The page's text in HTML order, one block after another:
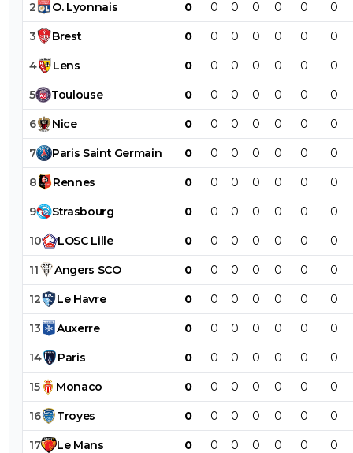
2 O. Lyonnais 0 0 0 0 0 0 0
3 Brest 0 0 0 0 0 0 0
4 Lens 0 0 0 0 0 0 0
5 Toulouse 0 0 0 0 0 0 0
6 Nice 0 0 0 0 0 0 0
7 Paris Saint Germain 0 0 0 0 0 0 0
8 Rennes 0 0 0 0 0 0 0
9 Strasbourg 0 0 0 0 0 0 0
10 LOSC Lille 0 0 0 0 0 0 0
11 Angers SCO 0 0 0 0 0 0 0
12 Le Havre 0 0 0 0 0 0 0
13 Auxerre 0 0 0 0 0 0 0
14 Paris 0 0 0 0 0 0 0
15 Monaco 0 0 0 0 0 0 0
16 Troyes 0 0 0 0 0 0 0
17 Le Mans 0 0 0 0 0 0 0